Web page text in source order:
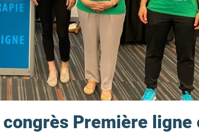
Première ligne